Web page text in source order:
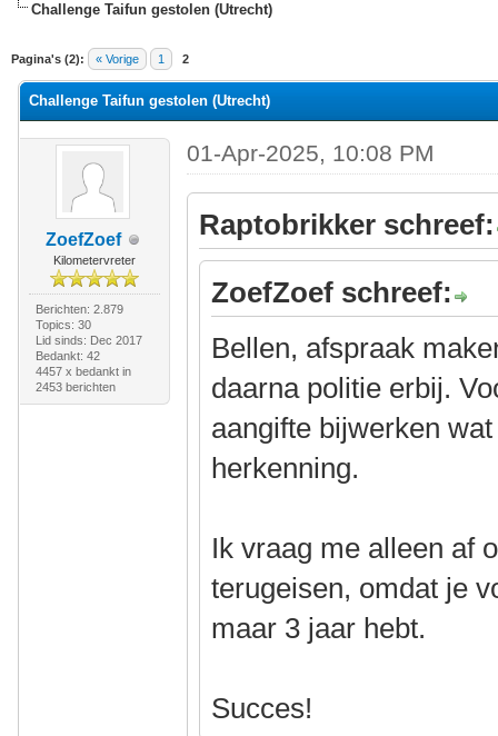
Challenge Taifun gestolen (Utrecht)
Pagina's (2): « Vorige 1 2
waardering is 0
Challenge Taifun gestolen (Utrecht)
ZoefZoef
Kilometervreter
Berichten: 2.879
Topics: 30
Lid sinds: Dec 2017
Bedankt: 42
4457 x bedankt in
2453 berichten
01-Apr-2025, 10:08 PM
Raptobrikker schreef:
ZoefZoef schreef:
Bellen, afspraak
daarna politie erbij.
aangifte bijwerken
herkenning.
Ik vraag me alleen af
terugeisen, omdat je
maar 3 jaar hebt.
Succes!